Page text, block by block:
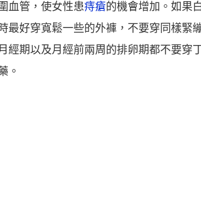
血管，使女性患痔瘡的機會增加。如果
最好穿寬鬆一些的外褲，不要穿同樣緊
經期以及月經前兩周的排卵期都不要穿
。